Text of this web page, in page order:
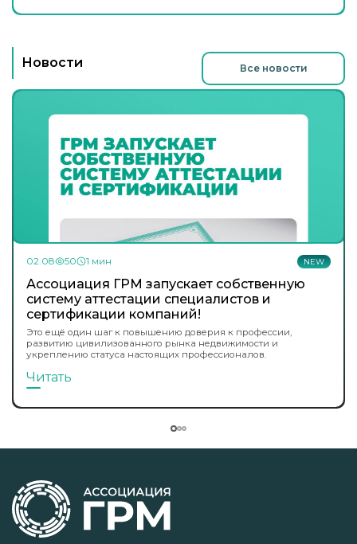
Новости Все новости
NEW
02.08 50 1 мин
Ассоциация ГРМ запускает собственную
систему аттестации специалистов и
сертификации компаний!
Это ещё один шаг к повышению доверия к профессии,
развитию цивилизованного рынка недвижимости и
укреплению статуса настоящих профессионалов.
Читать